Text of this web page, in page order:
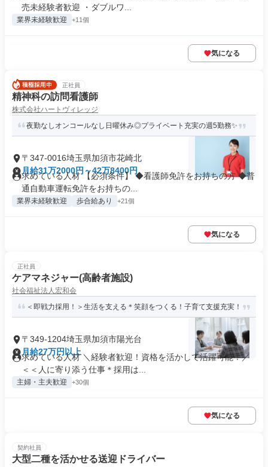
売未経験者歓迎 ・ダブルワ...
業界未経験歓迎 +11個
気になる
正社員
精神科の訪問看護師
株式会社ハートヴィレッジ
夜勤なしオンコールなし日曜休み◎プライベート充実の週5勤務✨
〒347-0016埼玉県加須市花崎北
月給31万2000円～42万8400円
求めている人材 【必須条件】 ◆看護師免許をお持ちの方 ◆普
通自動車運転免許をお持ちの...
業界未経験歓迎 歩合給あり +21個
気になる
正社員
ケアマネジャー(高齢者施設)
社会福祉法人宏和会
＜即戦力採用！＞生活を支える＊笑顔をつくる！子育て支援充実！
〒349-1204埼玉県加須市陽光台
月給27万円以上
求めている人材 ＼経験者歓迎！資格を活かして活躍可能！／
＜＜人に寄り添う仕事＊採用は...
主婦・主夫歓迎 +30個
気になる
契約社員
大型二種を活かせる送迎ドライバー